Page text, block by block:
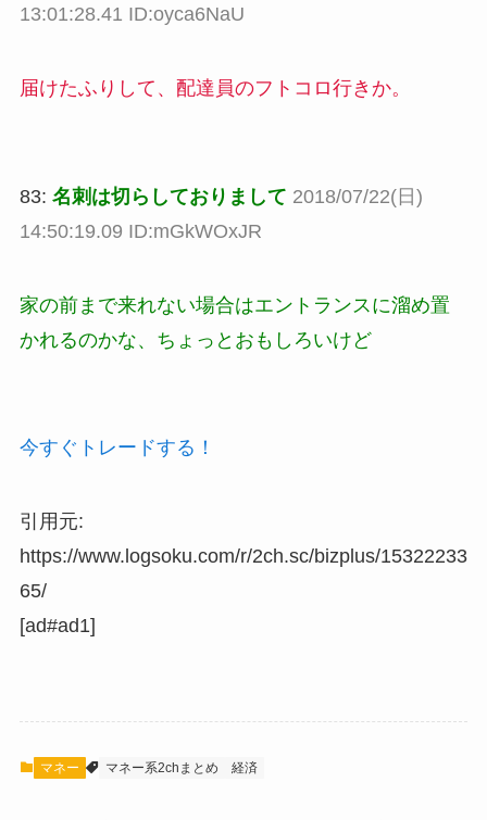
13:01:28.41 ID:oyca6NaU
届けたふりして、配達員のフトコロ行きか。
83: 名刺は切らしておりまして 2018/07/22(日)
14:50:19.09 ID:mGkWOxJR
家の前まで来れない場合はエントランスに溜め置
かれるのかな、ちょっとおもしろいけど
今すぐトレードする！
引用元:
https://www.logsoku.com/r/2ch.sc/bizplus/15322233
65/
[ad#ad1]
マネー マネー系2chまとめ 経済